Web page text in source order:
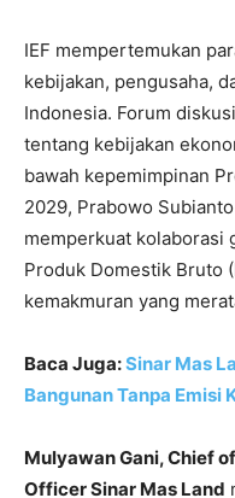
IEF mempertemukan
kebijakan, pengusaha,
Indonesia. Forum
tentang kebijakan
bawah kepemimpinan
2029, Prabowo
memperkuat kolaborasi
Produk Domestik Bruto
kemakmuran yang
Baca Juga:Sinar Mas
Bangunan Tanpa Emisi
Mulyawan Gani, Chief
Officer Sinar Mas Land